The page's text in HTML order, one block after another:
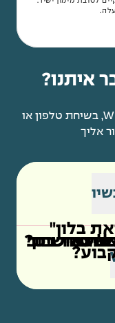
המחשבון
בלון"
אישית?פרטי
שעבוד רכב
איתנו?
אפשר לפנות אלינו בהודעת WhatsApp, בשיחת טלפון או
אליך